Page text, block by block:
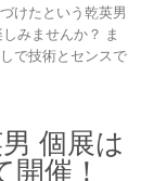
けたという乾英男
みませんか？ ま
で技術とセンスで
個展は
開催！